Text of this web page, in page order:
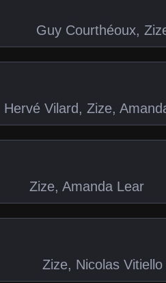
Guy Courthéoux,
Hervé Vilard, Zize,
Zize, Amanda Lear
Zize, Nicolas Vitiello